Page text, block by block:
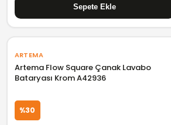
ARTEMA
Artema Flow Square Çanak Lavabo
Bataryası Krom A42936
%30